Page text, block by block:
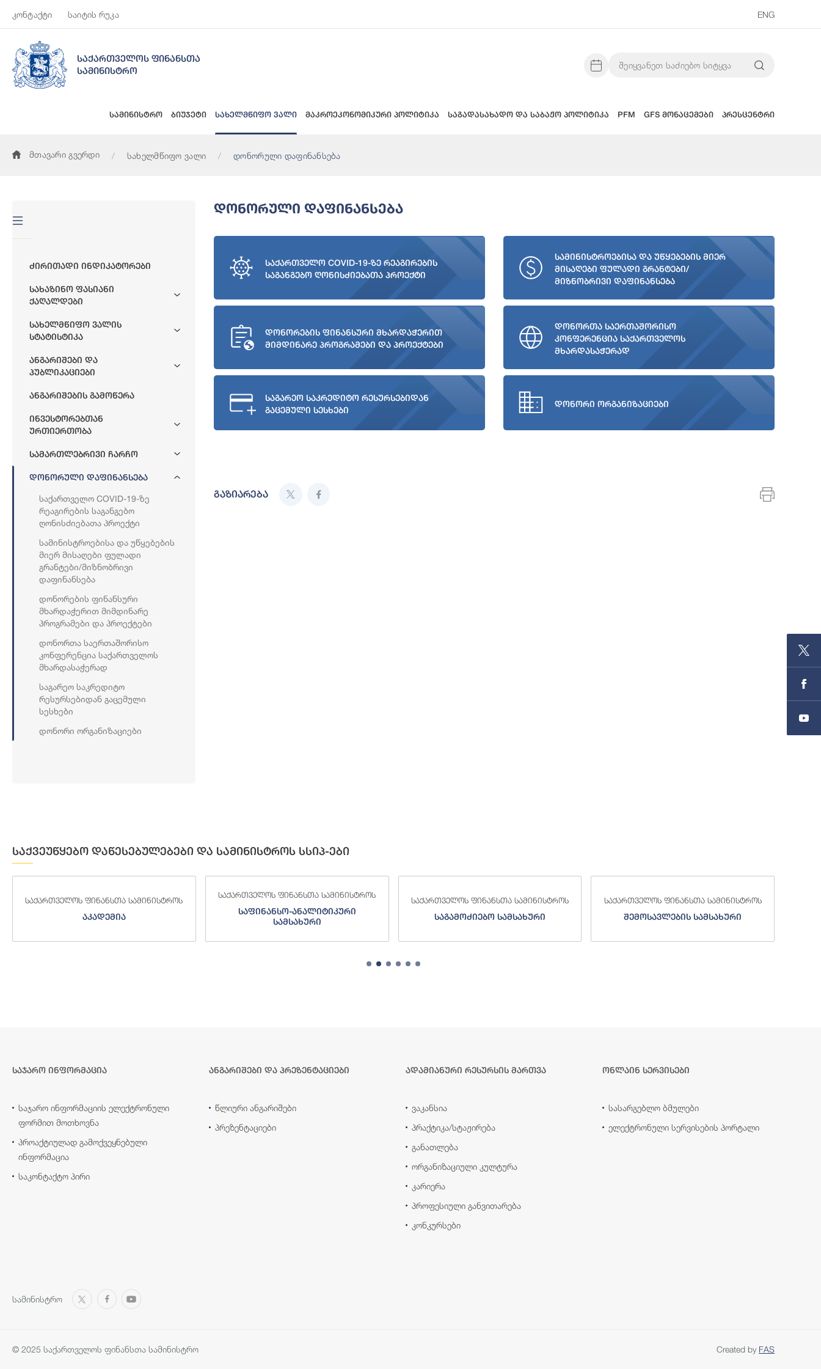
კონტაქტი საიტის რუკა ENG
საქართველოს ფინანსთა
სამინისტრო
სამინისტრო ბიუჯეტი სახელმწიფო ვალი მაკროეკონომიკური პოლიტიკა საგადასახადო და საბაჟო პოლიტიკა PFM GFS მონაცემები პრესცენტრი
მთავარი გვერდი სახელმწიფო ვალი დონორული დაფინანსება
Ძირითადი Ინდიკატორები
Სახაზინო Ფასიანი
Ქაღალდები
Სახელმწიფო Ვალის
Სტატისტიკა
Ანგარიშები Და
Პუბლიკაციები
Ანგარიშების Გამოწერა
Ინვესტორებთან
Ურთიერთობა
Სამართლებრივი Ჩარჩო
Დონორული Დაფინანსება
Საქართველო COVID-19-Ზე
Რეაგირების Საგანგებო
Ღონისძიებათა Პროექტი
Სამინისტროებისა Და Უწყებების
Მიერ Მისაღები Ფულადი
Გრანტები/მიზნობრივი
Დაფინანსება
Დონორების Ფინანსური
Მხარდაჭერით Მიმდინარე
Პროგრამები Და Პროექტები
Დონორთა Საერთაშორისო
Კონფერენცია Საქართველოს
Მხარდასაჭერად
Საგარეო Საკრედიტო
Რესურსებიდან Გაცემული
Სესხები
Დონორი Ორგანიზაციები
Დონორული Დაფინანსება
საქართველო COVID-19-ზე რეაგირების
საგანგებო ღონისძიებათა პროექტი
სამინისტროებისა და უწყებების მიერ
მისაღები ფულადი გრანტები/
მიზნობრივი დაფინანსება
დონორების ფინანსური მხარდაჭერით
მიმდინარე პროგრამები და პროექტები
დონორთა საერთაშორისო
კონფერენცია საქართველოს
მხარდასაჭერად
საგარეო საკრედიტო რესურსებიდან
გაცემული სესხები
დონორი ორგანიზაციები
გაზიარება
საქვეუწყებო დაწესებულებები და სამინისტროს სსიპ-ები
საფინანსო-ანალიტიკური
სამსახური
საქართველოს ფინანსთა სამინისტროს
საგამოძიებო სამსახური
საქართველოს ფინანსთა სამინისტროს
შემოსავლების სამსახური
საქართველოს ფინანსთა სამინისტროს
სახელმწიფო ხაზინა
საჯარო ინფორმაცია
საჯარო ინფორმაციის ელექტრონული
ფორმით მოთხოვნა
პროაქტიულად გამოქვეყნებული
ინფორმაცია
საკონტაქტო პირი
ანგარიშები და პრეზენტაციები
წლიური ანგარიშები
პრეზენტაციები
ადამიანური რესურსის მართვა
ვაკანსია
პრაქტიკა/სტაჟირება
განათლება
ორგანიზაციული კულტურა
კარიერა
პროფესიული განვითარება
კონკურსები
ონლაინ სერვისები
სასარგებლო ბმულები
ელექტრონული სერვისების პორტალი
სამინისტრო
© 2025 საქართველოს ფინანსთა სამინისტრო Created by FAS